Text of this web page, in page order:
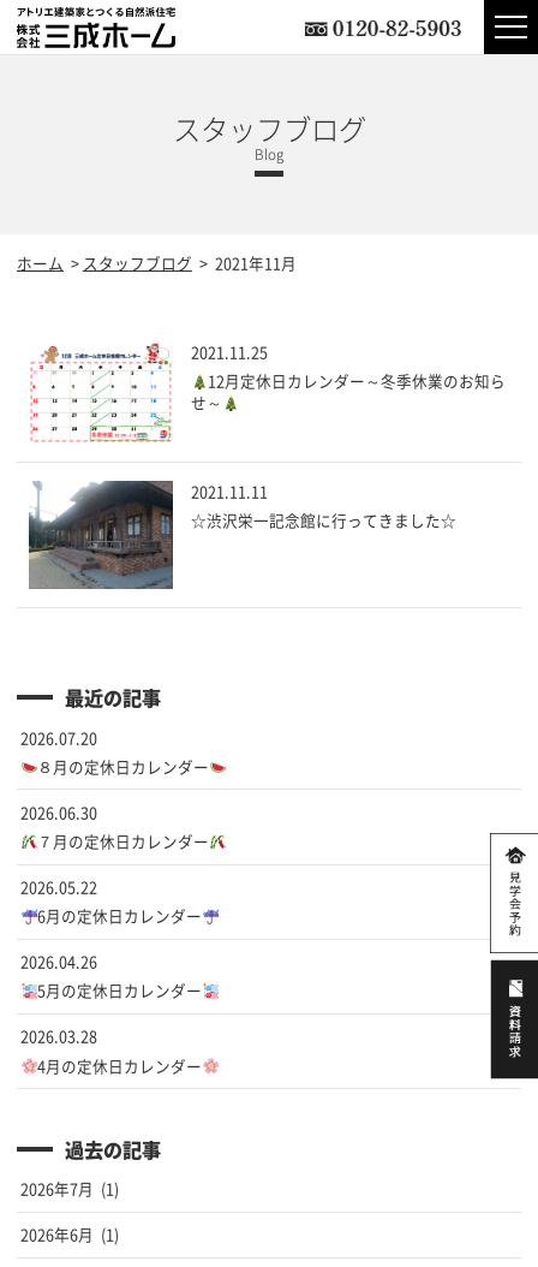
スタッフブログ
ホーム スタッフブログ 2021年11月
2021.11.25
12月定休日カレンダー～冬季休業のお知ら
せ～
2021.11.11
☆渋沢栄一記念館に行ってきました☆
最近の記事
2026.07.20
８月の定休日カレンダー
2026.06.30
７月の定休日カレンダー
2026.05.22
6月の定休日カレンダー
2026.04.26
5月の定休日カレンダー
2026.03.28
4月の定休日カレンダー
過去の記事
2026年7月 (1)
2026年6月 (1)